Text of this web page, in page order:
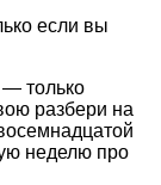
если вы
только
разбери на
неделю про